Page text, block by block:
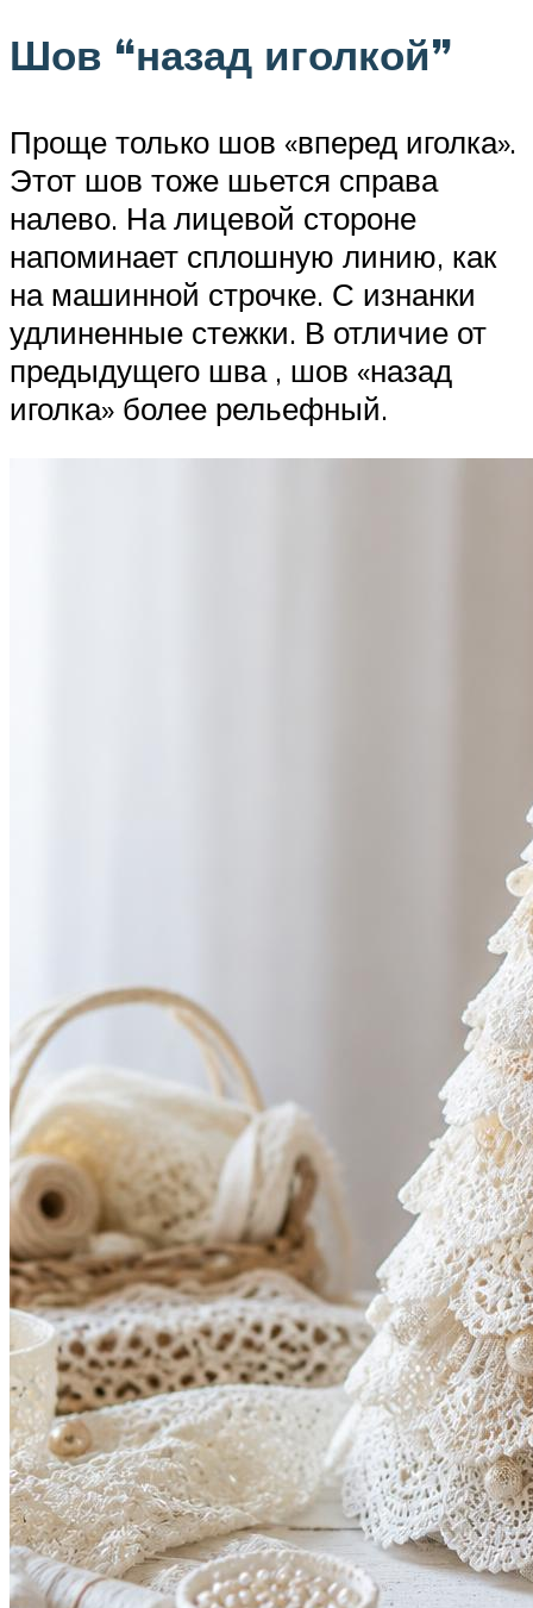
Шов “назад иголкой”
Проще только шов «вперед иголка».
Этот шов тоже шьется справа
налево. На лицевой стороне
напоминает сплошную линию, как
на машинной строчке. С изнанки
удлиненные стежки. В отличие от
предыдущего шва , шов «назад
иголка» более рельефный.